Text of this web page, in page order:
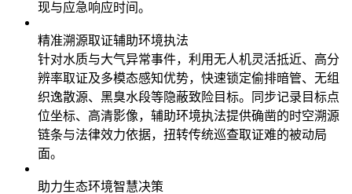
现与应急响应时间。
精准溯源取证辅助环境执法
针对水质与大气异常事件，利用无人机灵活抵近、高分
辨率取证及多模态感知优势，快速锁定偷排暗管、无组
织逸散源、黑臭水段等隐蔽致险目标。同步记录目标点
位坐标、高清影像，辅助环境执法提供确凿的时空溯源
链条与法律效力依据，扭转传统巡查取证难的被动局
面。
助力生态环境智慧决策